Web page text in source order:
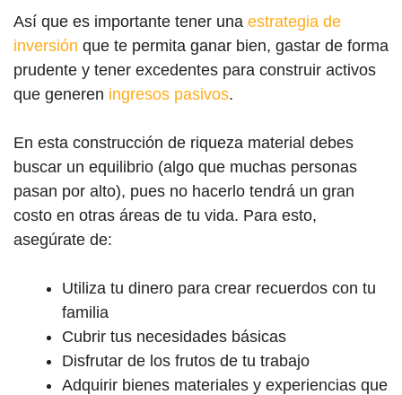
Así que es importante tener una estrategia de
inversión que te permita ganar bien, gastar de forma
prudente y tener excedentes para construir activos
que generen ingresos pasivos.
En esta construcción de riqueza material debes
buscar un equilibrio (algo que muchas personas
pasan por alto), pues no hacerlo tendrá un gran
costo en otras áreas de tu vida. Para esto,
asegúrate de:
Utiliza tu dinero para crear recuerdos con tu
familia
Cubrir tus necesidades básicas
Disfrutar de los frutos de tu trabajo
Adquirir bienes materiales y experiencias que